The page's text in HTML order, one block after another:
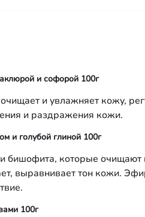
и софорой 100г
и увлажняет кожу,
и раздражения кожи.
и голубой глиной 100г
бишофита, которые
выравнивает тон кожи.
100г